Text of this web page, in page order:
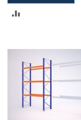
POROVNÁNÍ